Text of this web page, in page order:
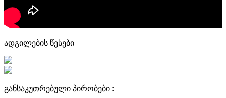
ადგილების წესები
განსაკუთრებული პირობები :